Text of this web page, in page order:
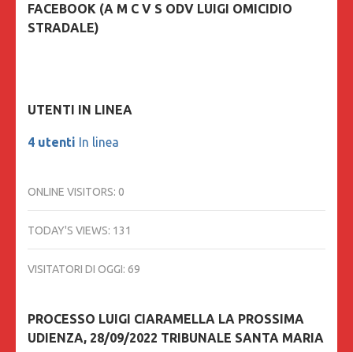
FACEBOOK (A M C V S ODV LUIGI OMICIDIO
STRADALE)
UTENTI IN LINEA
4 utenti In linea
ONLINE VISITORS: 0
TODAY'S VIEWS: 131
VISITATORI DI OGGI: 69
PROCESSO LUIGI CIARAMELLA LA PROSSIMA
UDIENZA, 28/09/2022 TRIBUNALE SANTA MARIA